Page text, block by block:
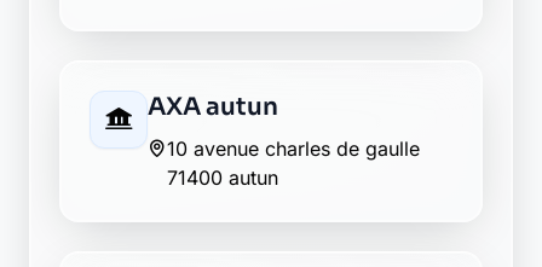
AXA autun
10 avenue charles de gaulle
71400 autun